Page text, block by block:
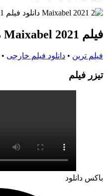
فیلم Maixabel 2021 مایسابل
فیلم ترین • دانلود فیلم خارجی •
تيزر فيلم
باکس دانلود